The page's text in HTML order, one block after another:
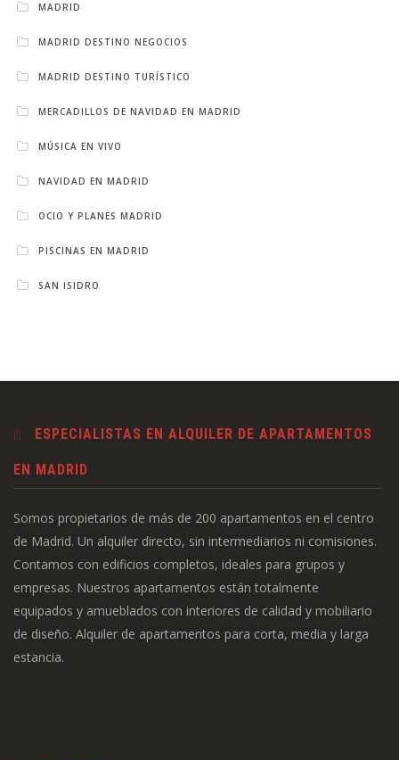
MADRID
MADRID DESTINO NEGOCIOS
MADRID DESTINO TURÍSTICO
MERCADILLOS DE NAVIDAD EN MADRID
MÚSICA EN VIVO
NAVIDAD EN MADRID
OCIO Y PLANES MADRID
PISCINAS EN MADRID
SAN ISIDRO
ESPECIALISTAS EN ALQUILER DE APARTAMENTOS
EN MADRID
Somos propietarios de más de 200 apartamentos en el centro
de Madrid. Un alquiler directo, sin intermediarios ni comisiones.
Contamos con edificios completos, ideales para grupos y
empresas. Nuestros apartamentos están totalmente
equipados y amueblados con interiores de calidad y mobiliario
de diseño. Alquiler de apartamentos para corta, media y larga
estancia.